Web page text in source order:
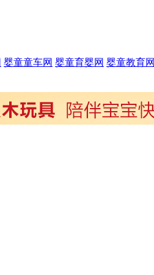
婴童童车网 婴童育婴网 婴童教育网